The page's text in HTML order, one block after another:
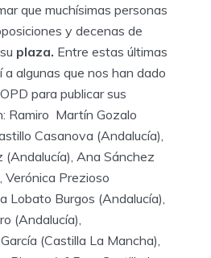
que muchísimas personas
y decenas de
plaza. Entre estas últimas
a algunas que nos han dado
para publicar sus
Ramiro Martín Gozalo
Casanova (Andalucía),
(Andalucía), Ana Sánchez
Verónica Prezioso
Lobato Burgos (Andalucía),
(Andalucía),
(Castilla La Mancha),